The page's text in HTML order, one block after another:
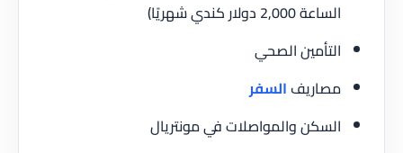
الساعة 2,000 دولار كندي شهريًا)
التأمين الصحي
مصاريفالسفر
السكن والمواصلات في مونتريال